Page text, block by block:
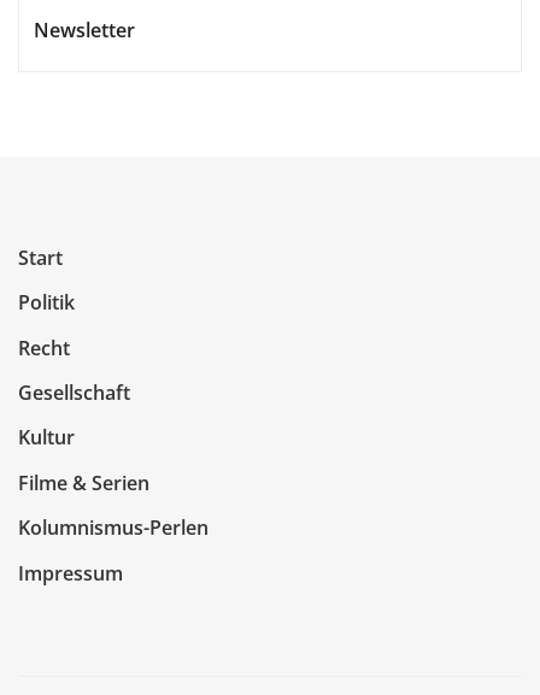
Newsletter
Start
Politik
Recht
Gesellschaft
Kultur
Filme & Serien
Kolumnismus-Perlen
Impressum